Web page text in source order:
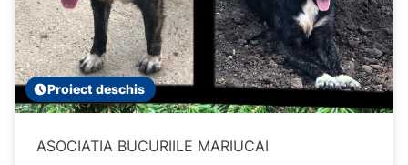
Proiect deschis
ASOCIATIA BUCURIILE MARIUCAI